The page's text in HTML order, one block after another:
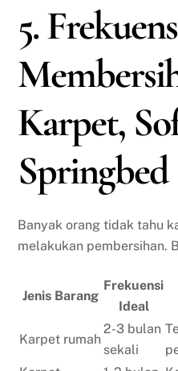
5.
Karpet,
Springbed
Banyak orang tidak tahu
melakukan pembersihan.
Jenis Barang
Frekuensi
Ideal
Karpet rumah
2-3 bulan
sekali